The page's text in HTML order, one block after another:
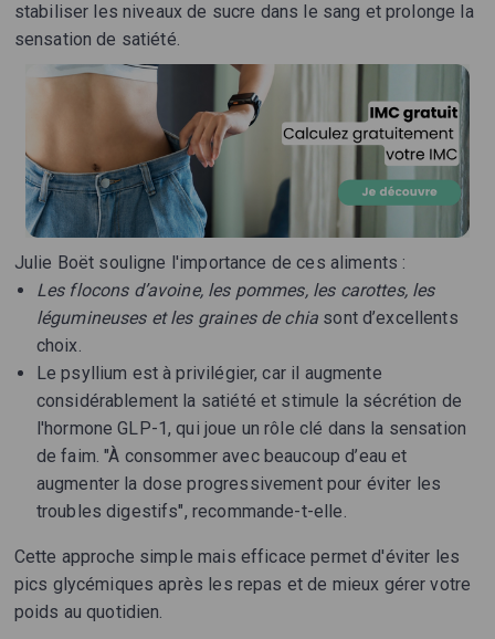
stabiliser les niveaux de sucre dans le sang et prolonge la
sensation de satiété.
Julie Boët souligne l'importance de ces aliments :
Les flocons d’avoine, les pommes, les carottes, les
légumineuses et les graines de chia sont d’excellents
choix.
Le psyllium est à privilégier, car il augmente
considérablement la satiété et stimule la sécrétion de
l'hormone GLP-1, qui joue un rôle clé dans la sensation
de faim. "À consommer avec beaucoup d’eau et
augmenter la dose progressivement pour éviter les
troubles digestifs", recommande-t-elle.
Cette approche simple mais efficace permet d'éviter les
pics glycémiques après les repas et de mieux gérer votre
poids au quotidien.